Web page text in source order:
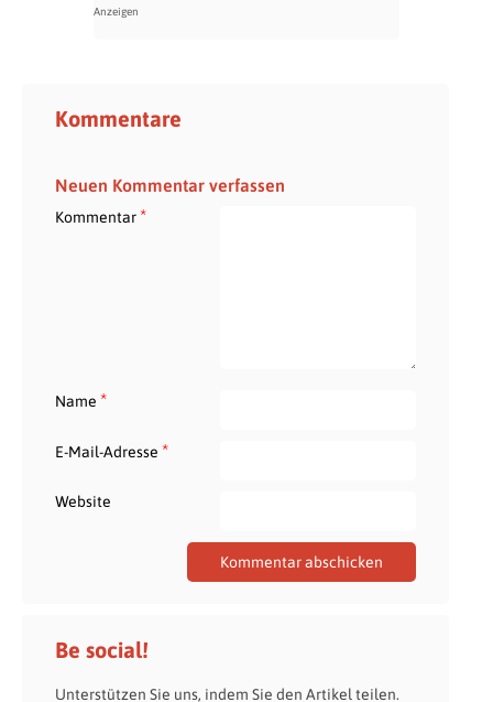
Kommentare
Neuen Kommentar verfassen
Kommentar*
Name *
E-Mail-Adresse *
Website
Be social!
Unterstützen Sie uns, indem Sie den Artikel teilen.